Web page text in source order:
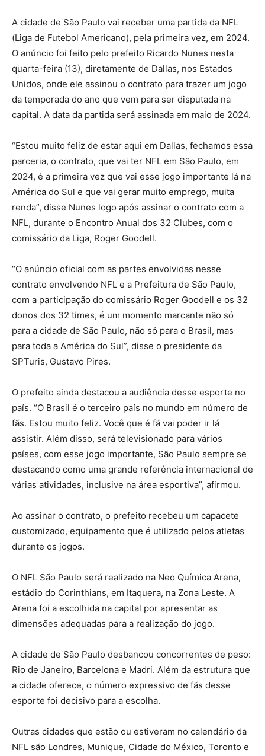
A cidade de São Paulo vai receber uma partida da NFL
(Liga de Futebol Americano), pela primeira vez, em 2024.
O anúncio foi feito pelo prefeito Ricardo Nunes nesta
quarta-feira (13), diretamente de Dallas, nos Estados
Unidos, onde ele assinou o contrato para trazer um jogo
da temporada do ano que vem para ser disputada na
capital. A data da partida será assinada em maio de 2024.
“Estou muito feliz de estar aqui em Dallas, fechamos essa
parceria, o contrato, que vai ter NFL em São Paulo, em
2024, é a primeira vez que vai esse jogo importante lá na
América do Sul e que vai gerar muito emprego, muita
renda”, disse Nunes logo após assinar o contrato com a
NFL, durante o Encontro Anual dos 32 Clubes, com o
comissário da Liga, Roger Goodell.
“O anúncio oficial com as partes envolvidas nesse
contrato envolvendo NFL e a Prefeitura de São Paulo,
com a participação do comissário Roger Goodell e os 32
donos dos 32 times, é um momento marcante não só
para a cidade de São Paulo, não só para o Brasil, mas
para toda a América do Sul”, disse o presidente da
SPTuris, Gustavo Pires.
O prefeito ainda destacou a audiência desse esporte no
país. “O Brasil é o terceiro país no mundo em número de
fãs. Estou muito feliz. Você que é fã vai poder ir lá
assistir. Além disso, será televisionado para vários
países, com esse jogo importante, São Paulo sempre se
destacando como uma grande referência internacional de
várias atividades, inclusive na área esportiva”, afirmou.
Ao assinar o contrato, o prefeito recebeu um capacete
customizado, equipamento que é utilizado pelos atletas
durante os jogos.
O NFL São Paulo será realizado na Neo Química Arena,
estádio do Corinthians, em Itaquera, na Zona Leste. A
Arena foi a escolhida na capital por apresentar as
dimensões adequadas para a realização do jogo.
A cidade de São Paulo desbancou concorrentes de peso:
Rio de Janeiro, Barcelona e Madri. Além da estrutura que
a cidade oferece, o número expressivo de fãs desse
esporte foi decisivo para a escolha.
Outras cidades que estão ou estiveram no calendário da
NFL são Londres, Munique, Cidade do México, Toronto e